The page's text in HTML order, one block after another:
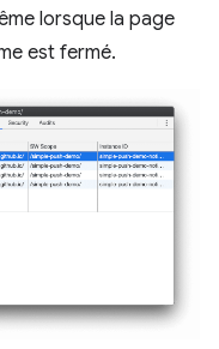
lorsque la page
est fermé.